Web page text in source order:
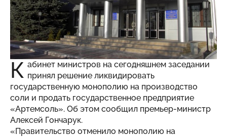
К абинет министров на сегодняшнем заседании
принял решение ликвидировать
государственную монополию на производство
соли и продать государственное предприятие
«Артемсоль». Об этом сообщил премьер-министр
Алексей Гончарук.
«Правительство отменило монополию на